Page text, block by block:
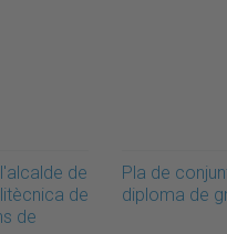
de
de
de
Pla de
diploma de